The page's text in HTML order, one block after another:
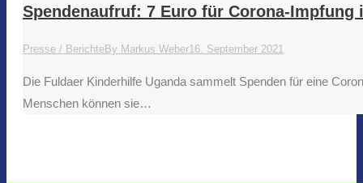
Spendenaufruf: 7 Euro für Corona-Impfung
Presse / BerichteBy Markus Weber16. September 2021
Die Fuldaer Kinderhilfe Uganda sammelt Spenden für eine
Menschen können sie…